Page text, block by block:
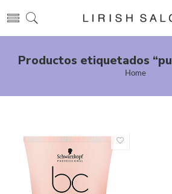
Productos etiquetados
Home